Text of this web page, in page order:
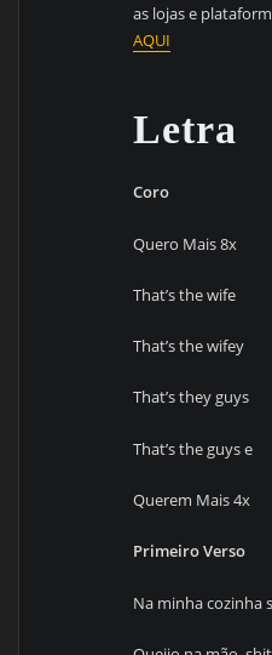
as lojas e
AQUI
Letra
Coro
Quero Mais 8x
That’s the wife
That’s the wifey
That’s they guys
That’s the guys e
Querem Mais 4x
Primeiro Verso
Na minha cozinha